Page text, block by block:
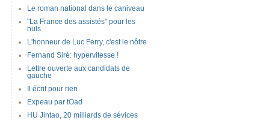
Le roman national dans le caniveau
"La France des assistés" pour les
nuls
L'honneur de Luc Ferry, c'est le nôtre
Fernand Siré: hypervitesse !
Lettre ouverte aux candidats de
gauche
Il écrit pour rien
Expeau par tOad
HU Jintao, 20 milliards de sévices